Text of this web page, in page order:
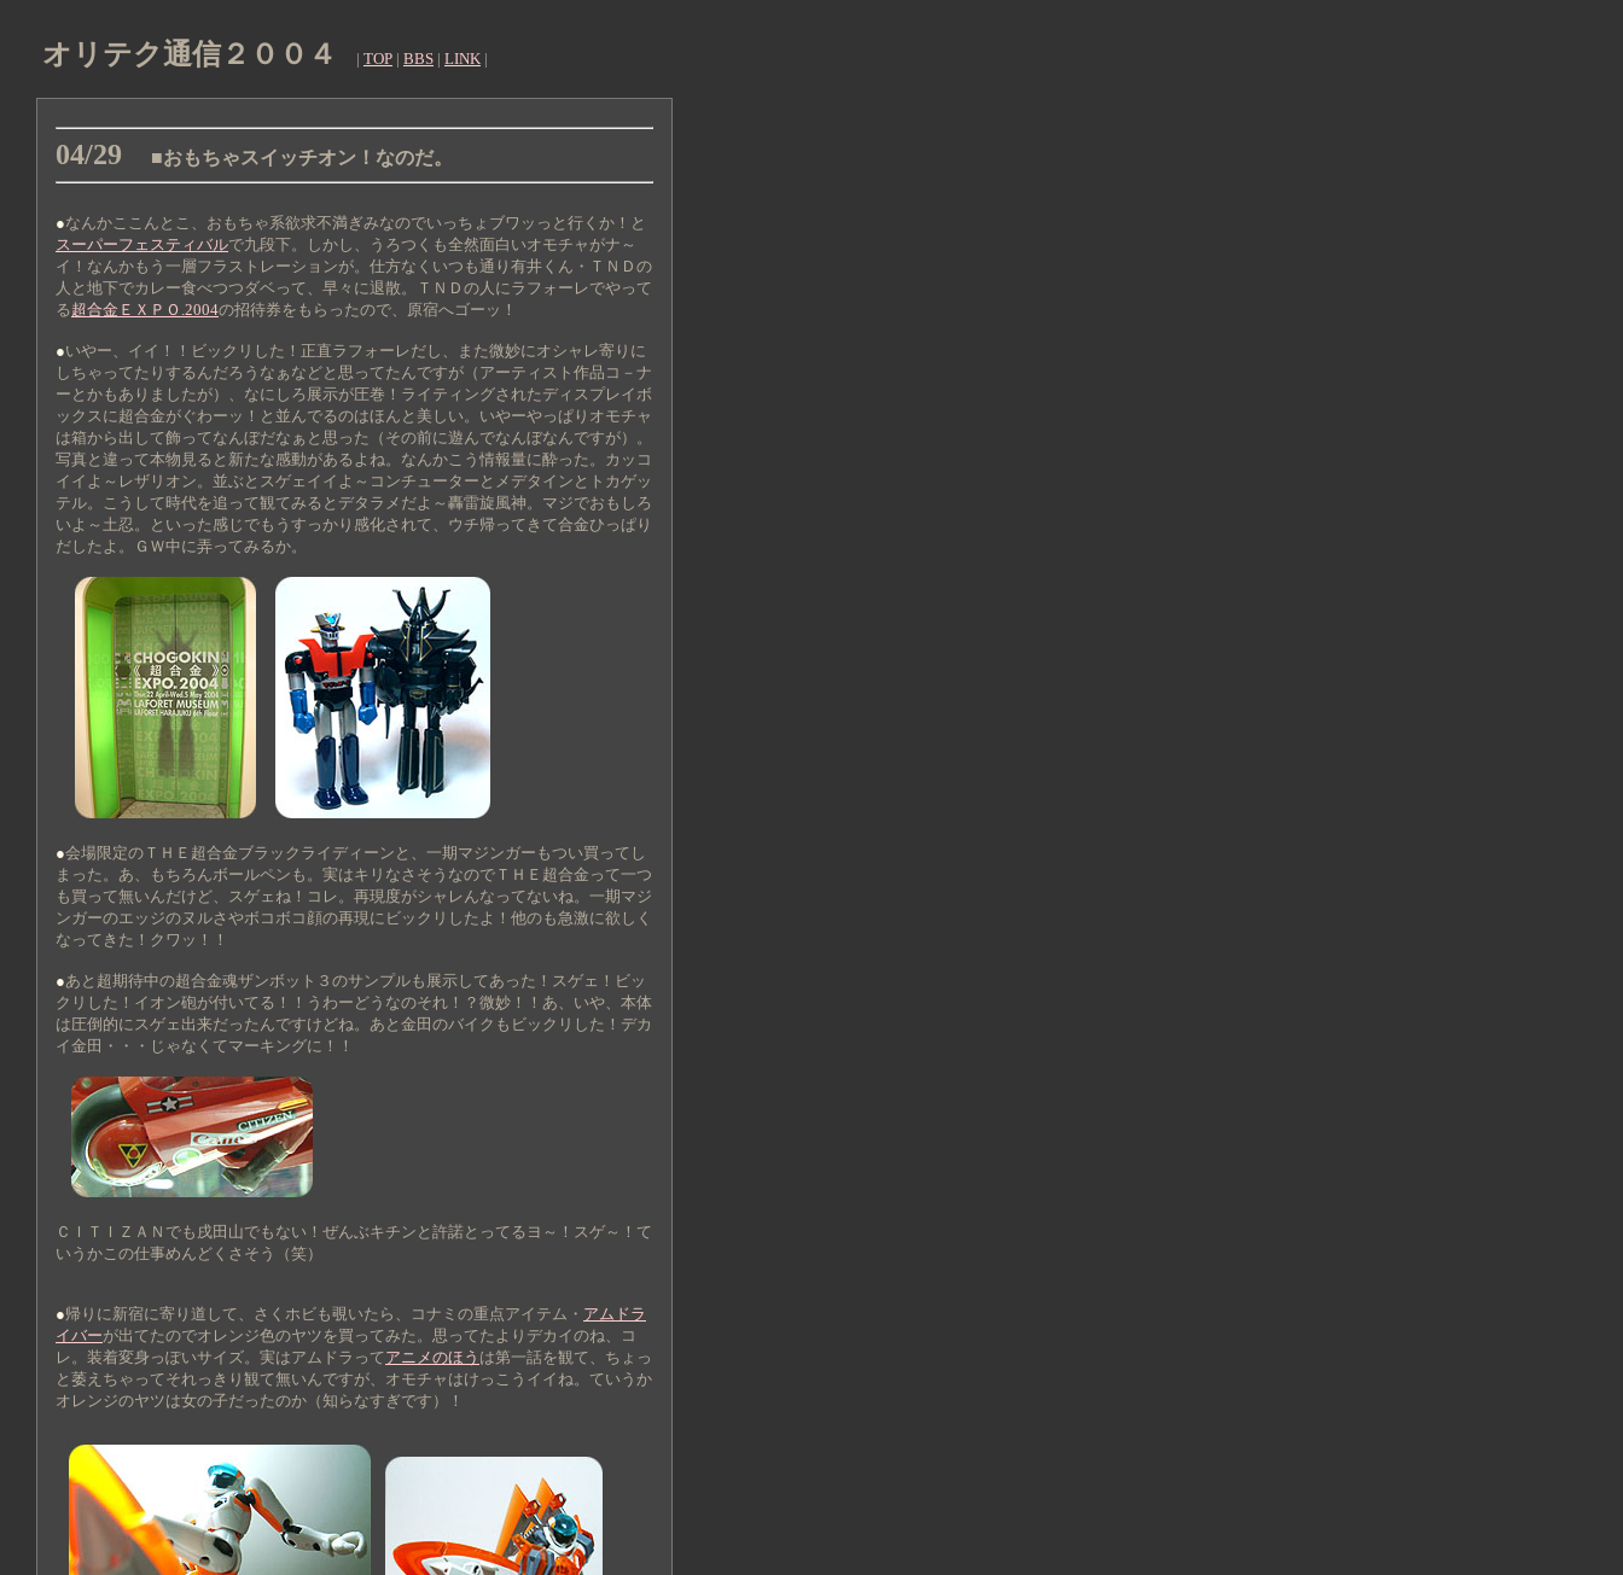
オリテク通信２００４ | TOP | BBS | LINK |
04/29 ■おもちゃスイッチオン！なのだ。
●なんかここんとこ、おもちゃ系欲求不満ぎみなのでいっちょブワッっと行くか！と
スーパーフェスティバルで九段下。しかし、うろつくも全然面白いオモチャがナ～
イ！なんかもう一層フラストレーションが。仕方なくいつも通り有井くん・ＴＮＤの
人と地下でカレー食べつつダベって、早々に退散。ＴＮＤの人にラフォーレでやって
る超合金ＥＸＰＯ.2004の招待券をもらったので、原宿へゴーッ！
●いやー、イイ！！ビックリした！正直ラフォーレだし、また微妙にオシャレ寄りに
しちゃってたりするんだろうなぁなどと思ってたんですが（アーティスト作品コ－ナ
ーとかもありましたが）、なにしろ展示が圧巻！ライティングされたディスプレイボ
ックスに超合金がぐわーッ！と並んでるのはほんと美しい。いやーやっぱりオモチャ
は箱から出して飾ってなんぼだなぁと思った（その前に遊んでなんぼなんですが）。
写真と違って本物見ると新たな感動があるよね。なんかこう情報量に酔った。カッコ
イイよ～レザリオン。並ぶとスゲェイイよ～コンチューターとメデタインとトカゲッ
テル。こうして時代を追って観てみるとデタラメだよ～轟雷旋風神。マジでおもしろ
いよ～土忍。といった感じでもうすっかり感化されて、ウチ帰ってきて合金ひっぱり
だしたよ。ＧＷ中に弄ってみるか。
●会場限定のＴＨＥ超合金ブラックライディーンと、一期マジンガーもつい買ってし
まった。あ、もちろんボールペンも。実はキリなさそうなのでＴＨＥ超合金って一つ
も買って無いんだけど、スゲェね！コレ。再現度がシャレんなってないね。一期マジ
ンガーのエッジのヌルさやボコボコ顔の再現にビックリしたよ！他のも急激に欲しく
なってきた！クワッ！！
●あと超期待中の超合金魂ザンボット３のサンプルも展示してあった！スゲェ！ビッ
クリした！イオン砲が付いてる！！うわーどうなのそれ！？微妙！！あ、いや、本体
は圧倒的にスゲェ出来だったんですけどね。あと金田のバイクもビックリした！デカ
イ金田・・・じゃなくてマーキングに！！
ＣＩＴＩＺＡＮでも戌田山でもない！ぜんぶキチンと許諾とってるヨ～！スゲ～！て
いうかこの仕事めんどくさそう（笑）
●帰りに新宿に寄り道して、さくホビも覗いたら、コナミの重点アイテム・ アムドラ
イバーが出てたのでオレンジ色のヤツを買ってみた。思ってたよりデカイのね、コ
レ。装着変身っぽいサイズ。実はアムドラってアニメのほう は第一話を観て、ちょっ
と萎えちゃってそれっきり観て無いんですが、オモチャはけっこうイイね。ていうか
オレンジのヤツは女の子だったのか（知らなすぎです）！